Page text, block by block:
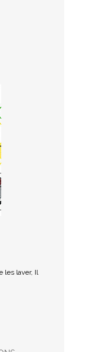
les laver, Il